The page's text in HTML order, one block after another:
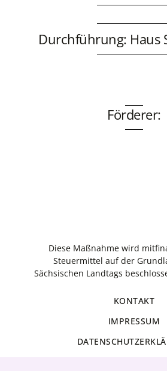
Durchführung: Haus
Förderer:
Diese Maßnahme wird
Steuermittel auf der
Sächsischen Landtags
KONTAKT
IMPRESSUM